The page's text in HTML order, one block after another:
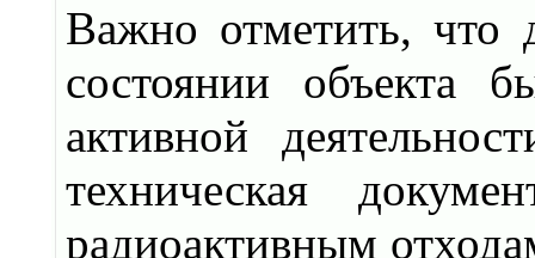
Важно отметить, что
состоянии объекта
активной
техническая
радиоактивным